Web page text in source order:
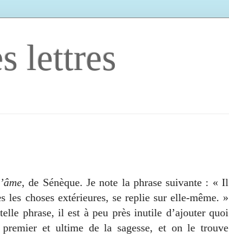
lettres
, de Sénèque. Je note la phrase suivante : « Il
les choses extérieures, se replie sur elle-même. »
phrase, il est à peu près inutile d’ajouter quoi
et ultime de la sagesse, et on le trouve